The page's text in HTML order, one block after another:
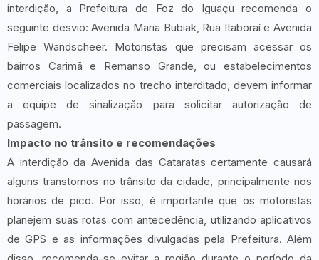
interdição, a Prefeitura de Foz do Iguaçu recomenda o
seguinte desvio: Avenida Maria Bubiak, Rua Itaboraí e Avenida
Felipe Wandscheer. Motoristas que precisam acessar os
bairros Carimã e Remanso Grande, ou estabelecimentos
comerciais localizados no trecho interditado, devem informar
a equipe de sinalização para solicitar autorização de
passagem.
Impacto no trânsito e recomendações
A interdição da Avenida das Cataratas certamente causará
alguns transtornos no trânsito da cidade, principalmente nos
horários de pico. Por isso, é importante que os motoristas
planejem suas rotas com antecedência, utilizando aplicativos
de GPS e as informações divulgadas pela Prefeitura. Além